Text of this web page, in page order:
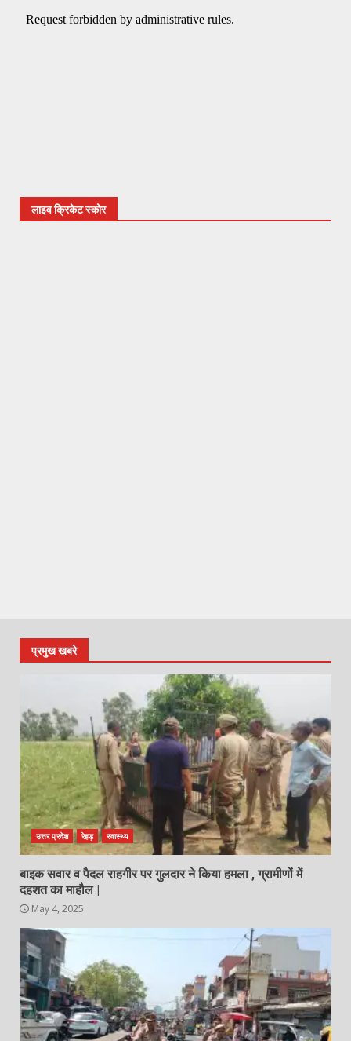
लाइव क्रिकेट स्कोर
प्रमुख खबरे
उत्तर प्रदेश रेहड़ स्वास्थ्य
बाइक सवार व पैदल राहगीर पर गुलदार ने किया हमला , ग्रामीणों में
दहशत का माहौल |
May 4, 2025